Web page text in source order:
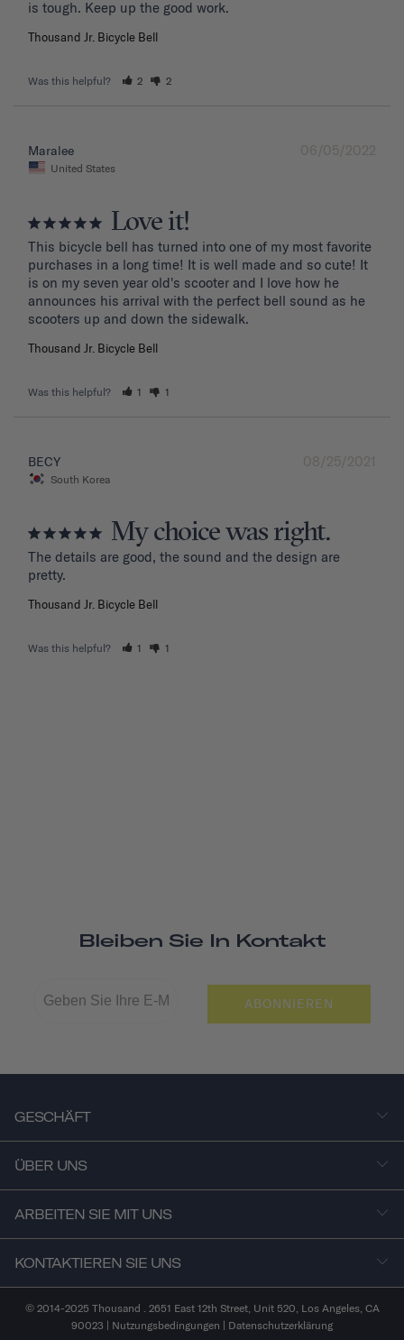
Thousand Jr. Bicycle Bell
Was this helpful? 2 2
06/05/2022
Maralee
United States
Love it!
This bicycle bell has turned into one of my most favorite
purchases in a long time! It is well made and so cute! It
is on my seven year old's scooter and I love how he
announces his arrival with the perfect bell sound as he
Thousand Jr. Bicycle Bell
Was this helpful? 1 1
08/25/2021
BECY
South Korea
My choice was right.
The details are good, the sound and the design are
Thousand Jr. Bicycle Bell
Was this helpful? 1 1
Bleiben Sie In Kontakt
ABONNIEREN
GESCHÄFT
ÜBER UNS
ARBEITEN SIE MIT UNS
KONTAKTIEREN SIE UNS
© 2014-2025 Thousand . 2651 East 12th Street, Unit 520, Los Angeles, CA
90023 | Nutzungsbedingungen | Datenschutzerklärung